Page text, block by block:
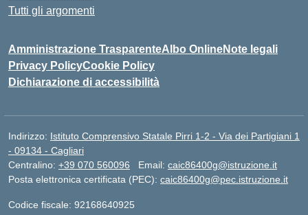
Tutti gli argomenti
Amministrazione TrasparenteAlbo OnlineNote legali
Privacy PolicyCookie Policy
Dichiarazione di accessibilità
Indirizzo: Istituto Comprensivo Statale Pirri 1-2 - Via dei Partigiani 1
- 09134 - Cagliari
Centralino: +39 070 560096 Email: caic86400g@istruzione.it
Posta elettronica certificata (PEC): caic86400g@pec.istruzione.it
Codice fiscale: 92168640925